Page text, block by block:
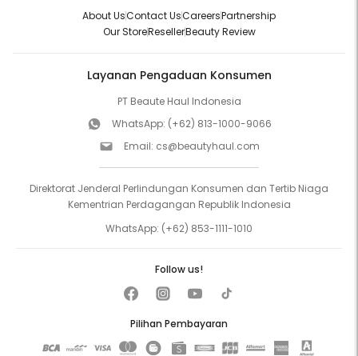
About UsContact UsCareersPartnership
Our StoreResellerBeauty Review
Layanan Pengaduan Konsumen
PT Beaute Haul Indonesia
WhatsApp: (+62) 813-1000-9066
Email: cs@beautyhaul.com
Direktorat Jenderal Perlindungan Konsumen dan Tertib Niaga
Kementrian Perdagangan Republik Indonesia
WhatsApp: (+62) 853-1111-1010
Pilihan Pembayaran
Follow us!